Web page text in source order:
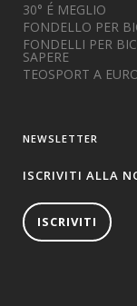
30° É MEGLIO
FONDELLO PER
FONDELLI PER
SAPERE
TEOSPORT A
NEWSLETTER
ISCRIVITI ALLA
ISCRIVITI